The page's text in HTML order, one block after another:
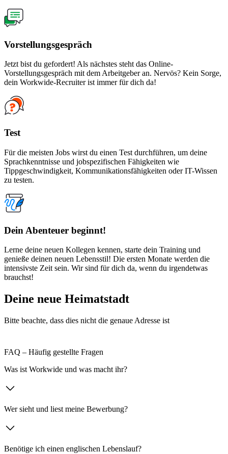
Vorstellungsgespräch
Jetzt bist du gefordert! Als nächstes steht das Online-
Vorstellungsgespräch mit dem Arbeitgeber an. Nervös? Kein Sorge,
dein Workwide-Recruiter ist immer für dich da!
Test
Für die meisten Jobs wirst du einen Test durchführen, um deine
Sprachkenntnisse und jobspezifischen Fähigkeiten wie
Tippgeschwindigkeit, Kommunikationsfähigkeiten oder IT-Wissen
zu testen.
Dein Abenteuer beginnt!
Lerne deine neuen Kollegen kennen, starte dein Training und
genieße deinen neuen Lebensstil! Die ersten Monate werden die
intensivste Zeit sein. Wir sind für dich da, wenn du irgendetwas
brauchst!
Deine neue Heimatstadt
Bitte beachte, dass dies nicht die genaue Adresse ist
FAQ – Häufig gestellte Fragen
Was ist Workwide und was macht ihr?
Wer sieht und liest meine Bewerbung?
Benötige ich einen englischen Lebenslauf?